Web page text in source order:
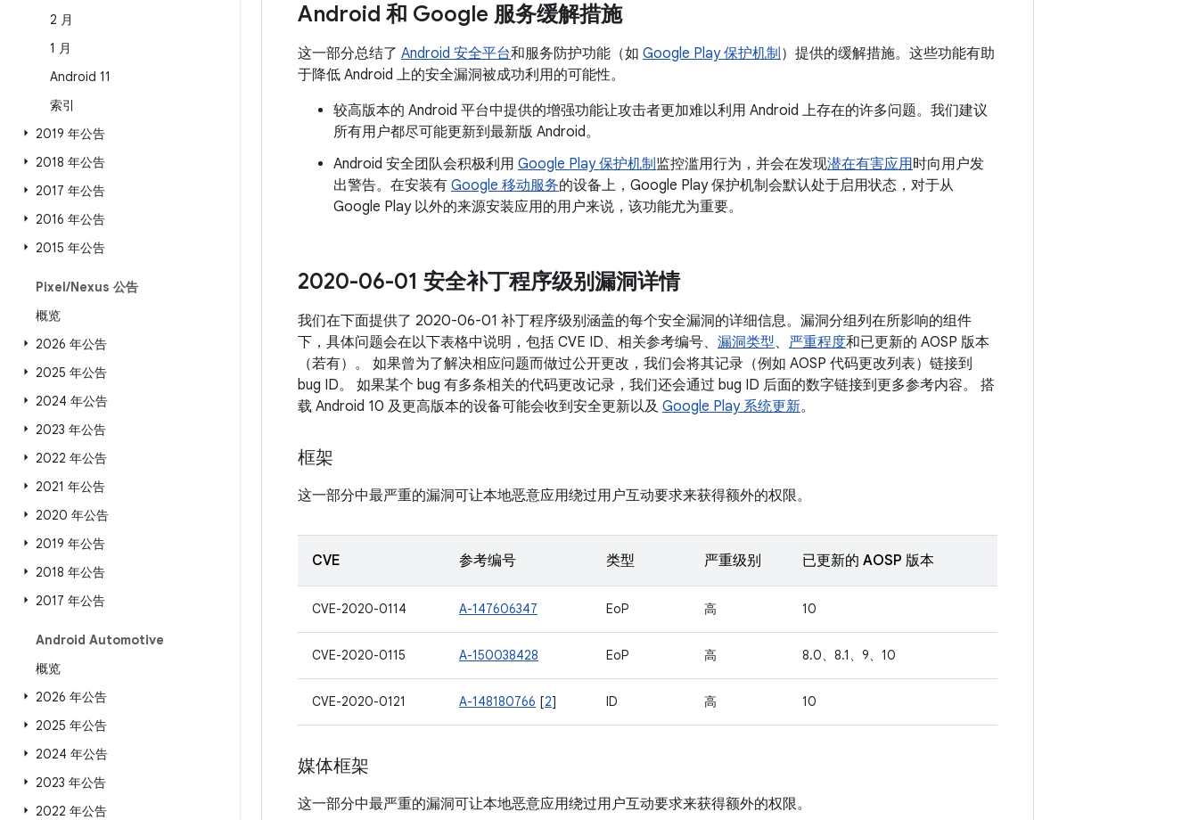
2 月
1 月
Android 11
索引
2019 年公告
2018 年公告
2017 年公告
2016 年公告
2015 年公告
Pixel/Nexus 公告
概览
2026 年公告
2025 年公告
2024 年公告
2023 年公告
2022 年公告
2021 年公告
2020 年公告
2019 年公告
2018 年公告
2017 年公告
Android Automotive
概览
2026 年公告
2025 年公告
2024 年公告
2023 年公告
2022 年公告
Android 和 Google 服务缓解措施
这一部分总结了 Android 安全平台和服务防护功能（如 Google Play 保护机制 ）提供的缓解措施。这些功能有助
于降低 Android 上的安全漏洞被成功利用的可能性。
较高版本的 Android 平台中提供的增强功能让攻击者更加难以利用 Android 上存在的许多问题。我们建议
所有用户都尽可能更新到最新版 Android。
Android 安全团队会积极利用 Google Play 保护机制监控滥用行为，并会在发现潜在有害应用时向用户发
出警告。在安装有 Google 移动服务的设备上，Google Play 保护机制会默认处于启用状态，对于从
Google Play 以外的来源安装应用的用户来说，该功能尤为重要。
2020-06-01 安全补丁程序级别漏洞详情
我们在下面提供了 2020-06-01 补丁程序级别涵盖的每个安全漏洞的详细信息。漏洞分组列在所影响的组件
下，具体问题会在以下表格中说明，包括 CVE ID、相关参考编号、 漏洞类型、 严重程度和已更新的 AOSP 版本
（若有）。 如果曾为了解决相应问题而做过公开更改，我们会将其记录（例如 AOSP 代码更改列表）链接到
bug ID。 如果某个 bug 有多条相关的代码更改记录，我们还会通过 bug ID 后面的数字链接到更多参考内容。 搭
载 Android 10 及更高版本的设备可能会收到安全更新以及 Google Play 系统更新。
框架
这一部分中最严重的漏洞可让本地恶意应用绕过用户互动要求来获得额外的权限。
CVE 参考编号 类型 严重级别 已更新的 AOSP 版本
CVE-2020-0114 A-147606347 EoP 高 10
CVE-2020-0115 A-150038428 EoP 高 8.0、8.1、9、10
CVE-2020-0121 A-148180766 [2] ID 高 10
媒体框架
这一部分中最严重的漏洞可让本地恶意应用绕过用户互动要求来获得额外的权限。